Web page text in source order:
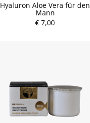
Hyaluron Aloe Vera für den
Mann
€ 7,00